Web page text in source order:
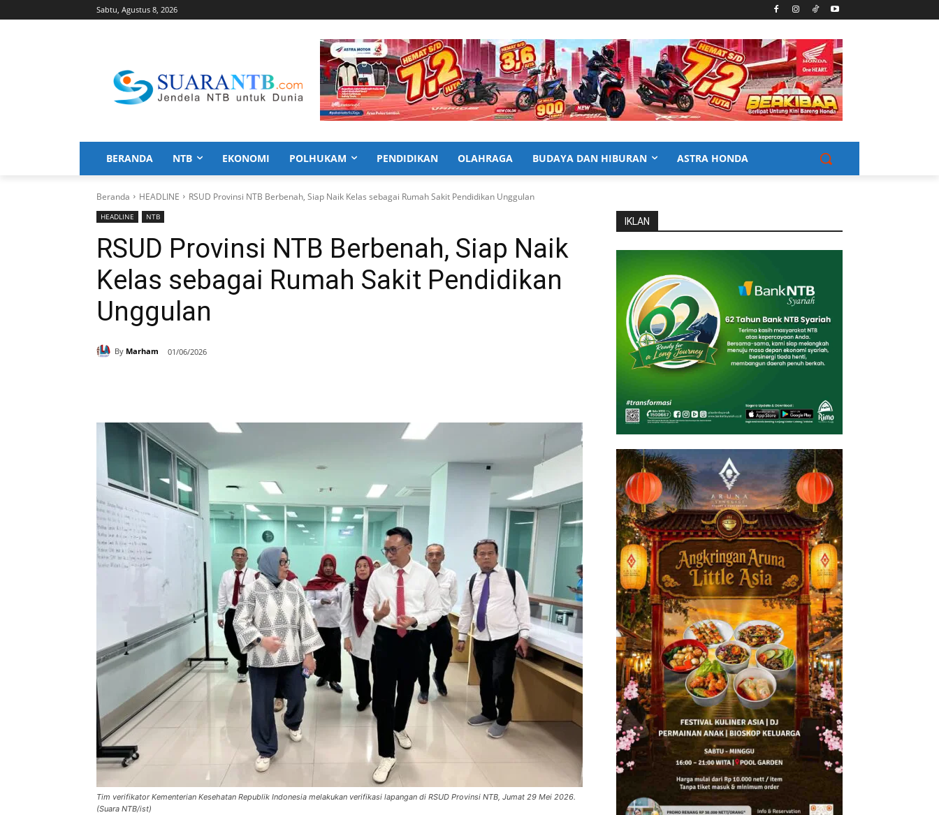
Sabtu, Agustus 8, 2026
BERANDA NTB EKONOMI POLHUKAM PENDIDIKAN OLAHRAGA BUDAYA DAN HIBURAN ASTRA HONDA
Beranda HEADLINE RSUD Provinsi NTB Berbenah, Siap Naik Kelas sebagai Rumah Sakit Pendidikan Unggulan
HEADLINE NTB
RSUD Provinsi NTB Berbenah, Siap Naik
Kelas sebagai Rumah Sakit Pendidikan
Unggulan
By Marham 01/06/2026
Tim verifikator Kementerian Kesehatan Republik Indonesia melakukan verifikasi lapangan di RSUD Provinsi NTB, Jumat 29 Mei 2026.
(Suara NTB/ist)
IKLAN